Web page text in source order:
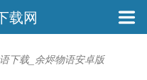
载网
下载_余烬物语安卓版